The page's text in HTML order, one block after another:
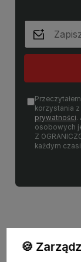
korzystania
prywatności.
osobowych
Z
każdym
🍪